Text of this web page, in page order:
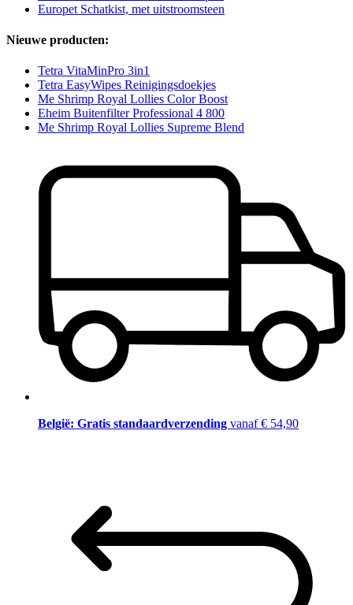
Europet Schatkist, met uitstroomsteen
Nieuwe producten:
Tetra VitaMinPro 3in1
Tetra EasyWipes Reinigingsdoekjes
Me Shrimp Royal Lollies Color Boost
Eheim Buitenfilter Professional 4 800
Me Shrimp Royal Lollies Supreme Blend
België: Gratis standaardverzending vanaf € 54,90